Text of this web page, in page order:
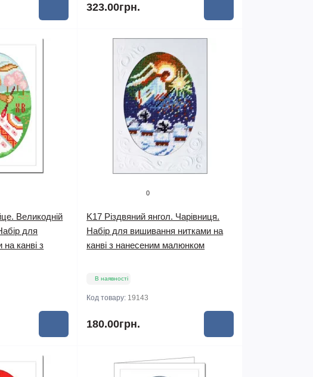
323.00грн.
Великодній
для
канві з
0
K17 Різдвяний янгол. Чарівниця.
Набір для вишивання нитками на
канві з нанесеним малюнком
В наявності
Код товару: 19143
180.00грн.